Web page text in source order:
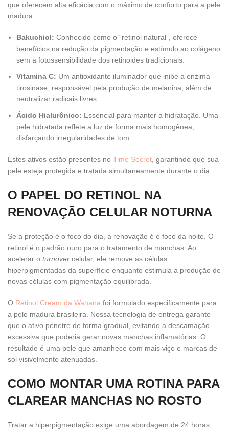
que oferecem alta eficácia com o máximo de conforto para a pele
madura.
Bakuchiol: Conhecido como o “retinol natural”, oferece
benefícios na redução da pigmentação e estímulo ao colágeno
sem a fotossensibilidade dos retinoides tradicionais.
Vitamina C: Um antioxidante iluminador que inibe a enzima
tirosinase, responsável pela produção de melanina, além de
neutralizar radicais livres.
Ácido Hialurônico: Essencial para manter a hidratação. Uma
pele hidratada reflete a luz de forma mais homogênea,
disfarçando irregularidades de tom.
Estes ativos estão presentes no Time Secret, garantindo que sua
pele esteja protegida e tratada simultaneamente durante o dia.
O PAPEL DO RETINOL NA
RENOVAÇÃO CELULAR NOTURNA
Se a proteção é o foco do dia, a renovação é o foco da noite. O
retinol é o padrão ouro para o tratamento de manchas. Ao
acelerar o turnover celular, ele remove as células
hiperpigmentadas da superfície enquanto estimula a produção de
novas células com pigmentação equilibrada.
O Retinol Cream da Wahana foi formulado especificamente para
a pele madura brasileira. Nossa tecnologia de entrega garante
que o ativo penetre de forma gradual, evitando a descamação
excessiva que poderia gerar novas manchas inflamatórias. O
resultado é uma pele que amanhece com mais viço e marcas de
sol visivelmente atenuadas.
COMO MONTAR UMA ROTINA PARA
CLAREAR MANCHAS NO ROSTO
Tratar a hiperpigmentação exige uma abordagem de 24 horas.